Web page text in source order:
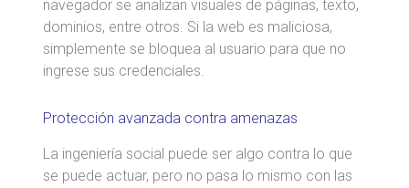
navegador se analizan visuales de páginas, texto,
dominios, entre otros. Si la web es maliciosa,
simplemente se bloquea al usuario para que no
ingrese sus credenciales.
Protección avanzada contra amenazas
La ingeniería social puede ser algo contra lo que
se puede actuar, pero no pasa lo mismo con las